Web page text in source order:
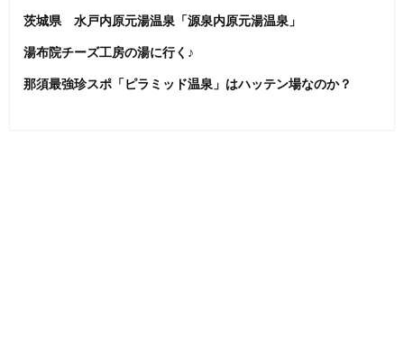
茨城県 水戸内原元湯温泉「源泉内原元湯温泉」
湯布院チーズ工房の湯に行く♪
那須最強珍スポ「ピラミッド温泉」はハッテン場なのか？